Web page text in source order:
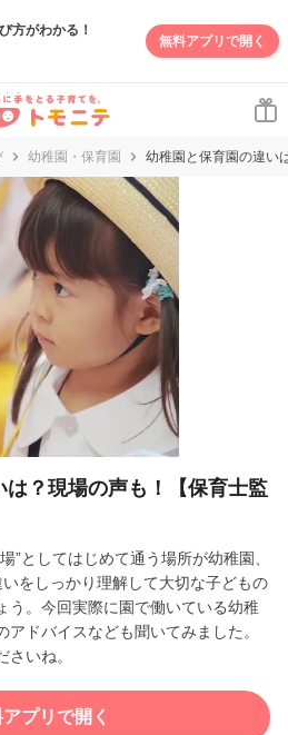
方がわかる！
無料アプリで開く
幼稚園・保育園 幼稚園と保育園の違い
？現場の声も！【保育士監
”としてはじめて通う場所が幼稚園、
をしっかり理解して大切な子どもの
う。今回実際に園で働いている幼稚
ドバイスなども聞いてみました。
いね。
プリで開く